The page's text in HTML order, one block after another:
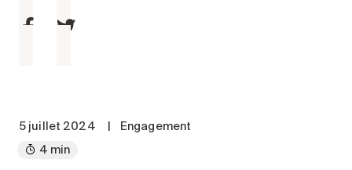
Stationnement
Notre approche
Les 8 étapes d’emménagement
5 juillet 2024
Engagement
4 min